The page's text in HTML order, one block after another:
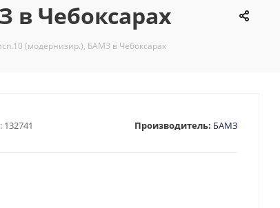
в Чебоксарах
(модернизир.), БАМЗ в Чебоксарах
132741 Производитель: БАМЗ